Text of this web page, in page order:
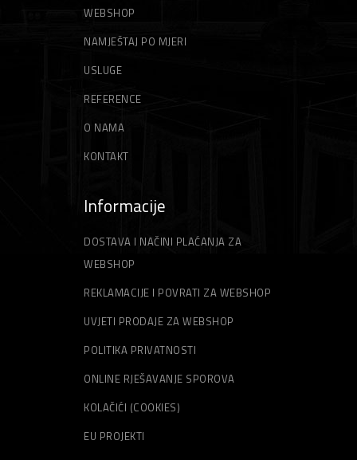
WEBSHOP
NAMJEŠTAJ PO MJERI
USLUGE
REFERENCE
O NAMA
KONTAKT
Informacije
DOSTAVA I NAČINI PLAĆANJA ZA
WEBSHOP
REKLAMACIJE I POVRATI ZA WEBSHOP
UVJETI PRODAJE ZA WEBSHOP
POLITIKA PRIVATNOSTI
ONLINE RJEŠAVANJE SPOROVA
KOLAČIĆI (COOKIES)
EU PROJEKTI